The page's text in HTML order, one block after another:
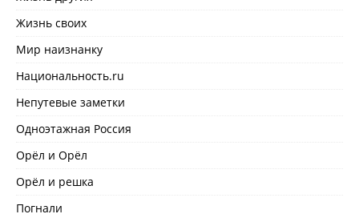
Жизнь своих
Мир наизнанку
Национальность.ru
Непутевые заметки
Одноэтажная Россия
Орёл и Орёл
Орёл и решка
Погнали